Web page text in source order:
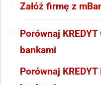
Załóż firmę z
Porównaj
bankami
Porównaj